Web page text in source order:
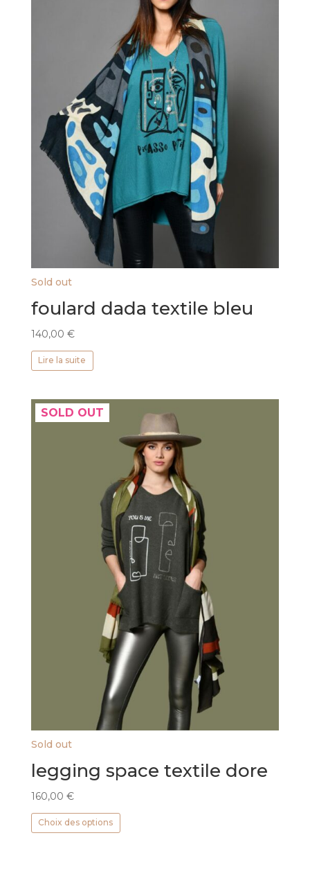
Sold out
foulard dada textile bleu
140,00 €
Lire la suite
SOLD OUT
Sold out
legging space textile dore
160,00 €
Choix des options
Ce